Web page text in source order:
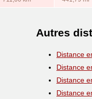
Autres
Distance
Distance
Distance
Distance